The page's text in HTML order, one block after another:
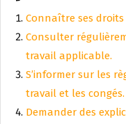
Connaître ses
Consulter
travail applicable.
S’informer sur les
travail et les congés.
Demander des